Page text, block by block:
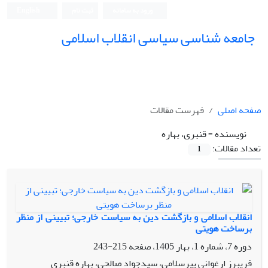
جامعه شناسی سیاسی انقلاب اسلامی
صفحه اصلی
فهرست مقالات
نویسنده =قنبری، بهاره
تعداد مقالات:
1
انقلاب اسلامی و بازگشت دین به سیاست خارجی؛ تبیینی از منظر
برساخت هویتی
دوره 7، شماره 1، بهار 1405، صفحه
215-243
فریبرز ارغوانی پیرسلامی، سیدجواد صالحی، بهاره قنبری